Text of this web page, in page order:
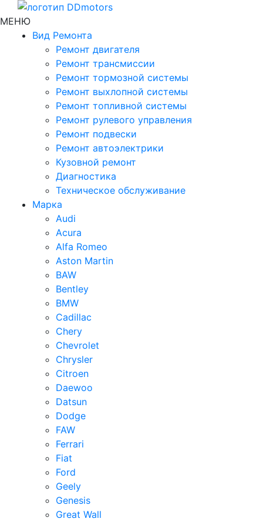
МЕНЮ
Вид Ремонта
Ремонт двигателя
Ремонт трансмиссии
Ремонт тормозной системы
Ремонт выхлопной системы
Ремонт топливной системы
Ремонт рулевого управления
Ремонт подвески
Ремонт автоэлектрики
Кузовной ремонт
Диагностика
Техническое обслуживание
Марка
Audi
Acura
Alfa Romeo
Aston Martin
BAW
Bentley
BMW
Cadillac
Chery
Chevrolet
Chrysler
Citroen
Daewoo
Datsun
Dodge
FAW
Ferrari
Fiat
Ford
Geely
Genesis
Great Wall